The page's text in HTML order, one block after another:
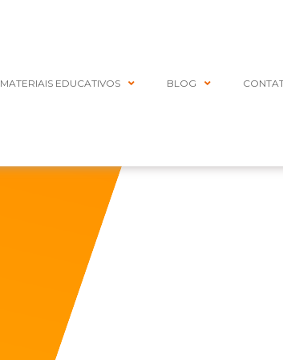
MATERIAIS EDUCATIVOS BLOG